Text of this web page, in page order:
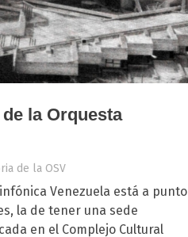
la Orquesta
de la OSV
Venezuela está a punto
la de tener una sede
en el Complejo Cultural